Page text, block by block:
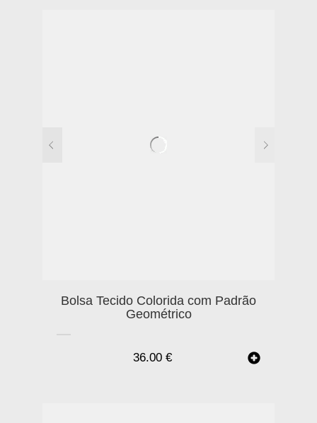
Bolsa Tecido Colorida com Padrão
Geométrico
36.00 €